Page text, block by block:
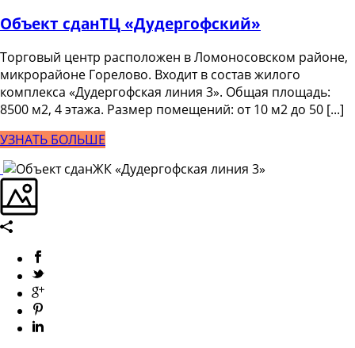
Объект сданТЦ «Дудергофский»
Торговый центр расположен в Ломоносовском районе,
микрорайоне Горелово. Входит в состав жилого
комплекса «Дудергофская линия 3». Общая площадь:
8500 м2, 4 этажа. Размер помещений: от 10 м2 до 50 [...]
УЗНАТЬ БОЛЬШЕ